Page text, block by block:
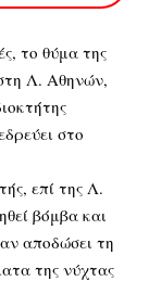
το θύμα της
Λ. Αθηνών,
στο
επί της Λ.
βόμβα και
αποδώσει τη
της νύχτας